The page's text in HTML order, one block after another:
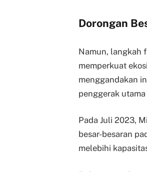
Dorongan
Namun, langkah
memperkuat
menggandakan
penggerak
Pada Juli 2023,
besar-besaran
melebihi